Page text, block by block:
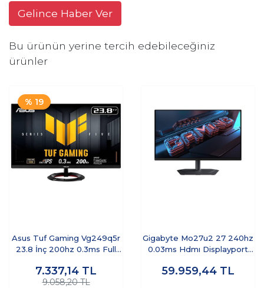
Gelince Haber Ver
Bu ürünün yerine tercih edebileceğiniz
ürünler
% 19
Asus Tuf Gaming Vg249q5r
23.8 İnç 200hz 0.3ms Full
7.337,14 TL
9.058,20 TL
Gigabyte Mo27u2 27 240hz
0.03ms Hdmı Displayport
59.959,44 TL